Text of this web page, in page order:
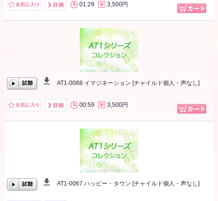
00:00/00:00 01:29 3,500円
00:00/00:00
AT1-0068 イマジネーション [チャイルド個人・声なし]
00:59 3,500円
AT1-0067 ハッピー・タウン [チャイルド個人・声なし]